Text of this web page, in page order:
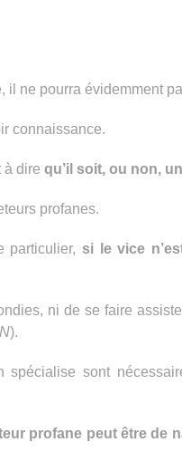
ne pourra évidemment
connaissance.
à dire qu’il soit, ou non,
profanes.
particulier, si le vice
ni de se faire
).
spécialise sont
profane peut être de